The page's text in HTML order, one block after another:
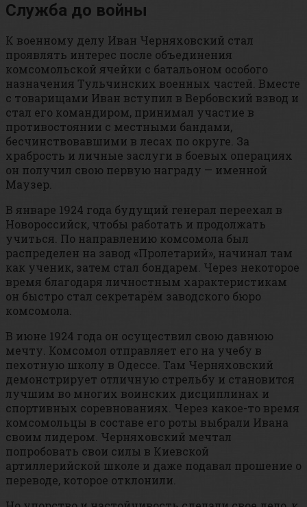
Служба до войны
К военному делу Иван Черняховский стал
проявлять интерес после объединения
комсомольской ячейки с батальоном особого
назначения Тульчинских военных частей. Вместе
с товарищами Иван вступил в Вербовский взвод и
стал его командиром, принимал участие в
противостоянии с местными бандами,
бесчинствовавшими в лесах по округе. За
храбрость и личные заслуги в боевых операциях
он получил свою первую награду — именной
Маузер.
В январе 1924 года будущий генерал переехал в
Новороссийск, чтобы работать и продолжать
учиться. По направлению комсомола был
распределен на завод «Пролетарий», начинал там
как ученик, затем стал бондарем. Через некоторое
время благодаря личностным характеристикам
он быстро стал секретарём заводского бюро
комсомола.
В июне 1924 года он осуществил свою давнюю
мечту. Комсомол отправляет его на учебу в
пехотную школу в Одессе. Там Черняховский
демонстрирует отличную стрельбу и становится
лучшим во многих воинских дисциплинах и
спортивных соревнованиях. Через какое-то время
комсомольцы в составе его роты выбрали Ивана
своим лидером. Черняховский мечтал
попробовать свои силы в Киевской
артиллерийской школе и даже подавал прошение о
переводе, которое отклонили.